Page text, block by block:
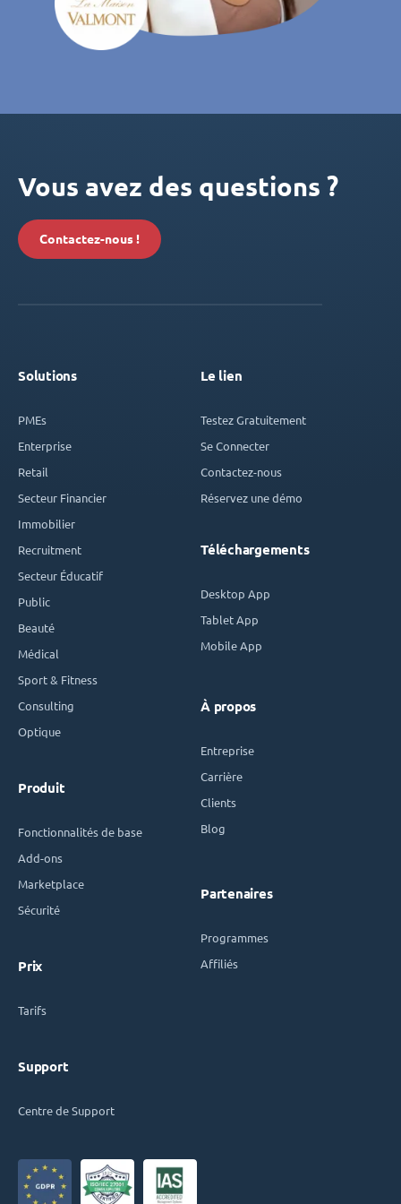
Vous avez des questions ?
Contactez-nous !
Solutions
PMEs
Enterprise
Retail
Secteur Financier
Immobilier
Recruitment
Secteur Éducatif
Public
Beauté
Médical
Sport & Fitness
Consulting
Optique
Produit
Fonctionnalités de base
Add-ons
Marketplace
Sécurité
Prix
Tarifs
Support
Centre de Support
Le lien
Testez Gratuitement
Se Connecter
Contactez-nous
Réservez une démo
Téléchargements
Desktop App
Tablet App
Mobile App
À propos
Entreprise
Carrière
Clients
Blog
Partenaires
Programmes
Affiliés